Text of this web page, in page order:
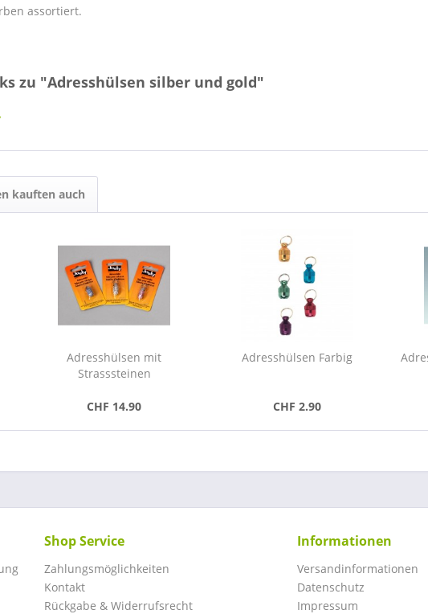
assortiert.
zu "Adresshülsen silber und gold"
kauften auch
Adresshülsen mit
Strasssteinen
CHF 14.90
Adresshülsen Farbig
CHF 2.90
Shop Service
Zahlungsmöglichkeiten
Kontakt
Rückgabe & Widerrufsrecht
Informationen
Versandinformationen
Datenschutz
Impressum